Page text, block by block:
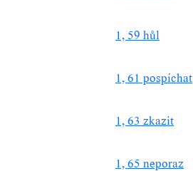
1, 59 hůl
1, 61 pospíchat
1, 63 zkazit
1, 65 neporaz